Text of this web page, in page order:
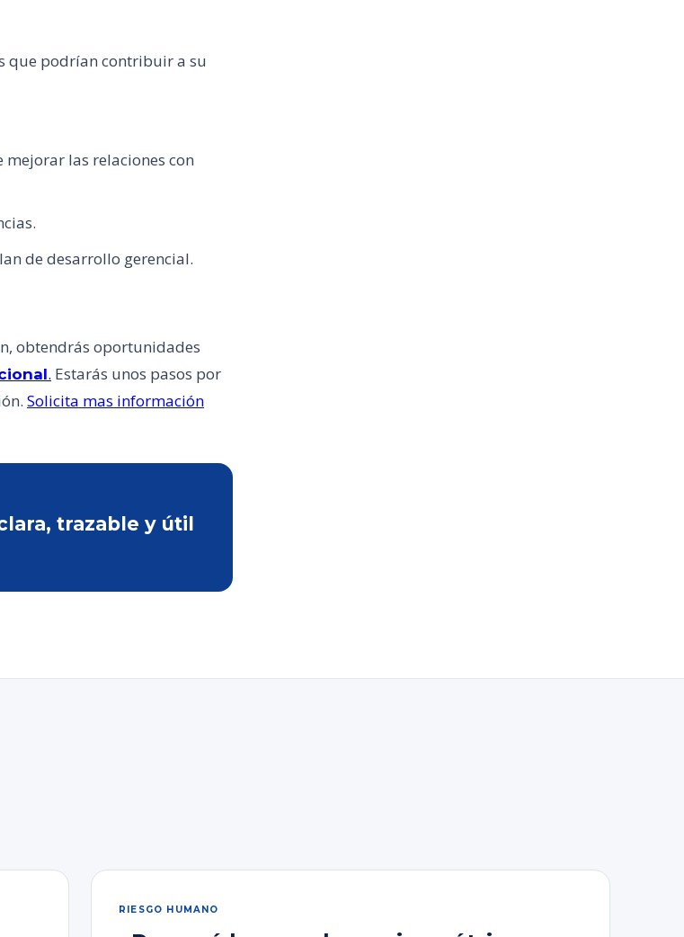
que podrían contribuir a su
las relaciones con
de desarrollo gerencial.
obtendrás oportunidades
. Estarás unos pasos por
Solicita mas información
trazable y útil
RIESGO HUMANO